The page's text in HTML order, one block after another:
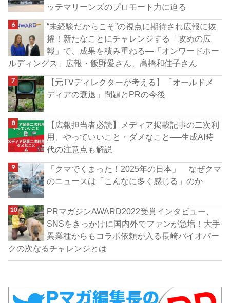
ッテマリーンズのプロモート力に迫る
“未経験だからこそ”の視点に期待され広報に抜
擢！新たなことにチャレンジする「攻めの広
報」で、成果を積み重ねる―「オンワードホー
ルディングス」広報・飯野愛さん、髙橋和佳子さん
【元TVディレクターが考える】「オールドメ
ディアの衰退」問題とPRの今後
【広報担当者必読】メディア掲載記事の二次利
用、やっていいこと・ダメなこと──生成AI時
代の注意点も解説
「クマでくまった！2025年の日本」 なぜクマ
のニュースは「こんなに多く感じる」のか
PRマガジンAWARD2022受賞インタビュー、
SNSをきっかけに国内外でファンが急増！大手
異業種からもコラボ依頼が入る長崎バイオパー
クの次なるチャレンジとは